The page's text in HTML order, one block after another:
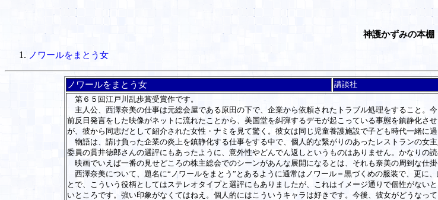
神護かずみの本棚
ノワールをまとう女
ノワールをまとう女
講談社
第６５回江戸川乱歩賞受賞作です。
主人公、西澤奈美の仕事は元総会屋である原田の下で、企業から依頼されたトラブル処理をすること。
前反日発言をした映像がネットに流れたことから、美国堂を糾弾するデモが起こっている事態を鎮静化さ
が、彼から同志だとして紹介された女性・ナミを見て驚く。彼女は同じ児童養護施設で子ども時代一緒に
物語は、請け負った企業の炎上を鎮静化する仕事をする中で、個人的な繋がりのあったレストランの女
委員の貫井徳郎さんの選評にもあったように、意外性やどんでん返しというものはありません。かなりの
映画でいえば一番の見せどころの株主総会でのシーンがあんな展開になるとは、それも奈美の周到な仕
西澤奈美について、題名に“ノワールをまとう”とあるように通常はノワール＝黒づくめの服装で、更に
とで、こういう役柄としてはステレオタイプと選評にもありましたが、これはイメージ通りで個性がな
いところです。強い印象がなくてはねえ。個人的にはこういうキャラは好きです。今後、彼女がどうなっ